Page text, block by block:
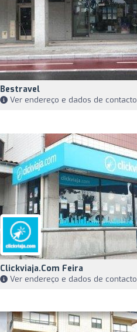
Bestravel
Ver endereço e dados de contacto
Clickviaja.com Feira
Ver endereço e dados de contacto